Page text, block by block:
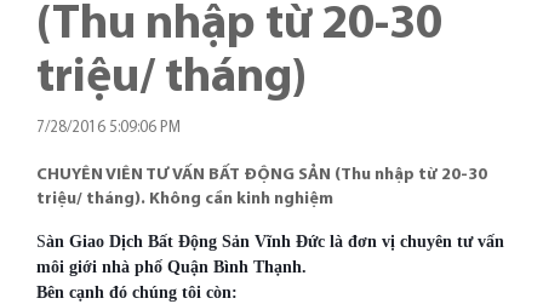
(Thu nhập từ 20-30
triệu/ tháng)
7/28/2016 5:09:06 PM
CHUYÊN VIÊN TƯ VẤN BẤT ĐỘNG SẢN (Thu nhập từ 20-30
triệu/ tháng). Không cần kinh nghiệm
Sàn Giao Dịch Bất Động Sản Vĩnh Đức là đơn vị chuyên tư vấn
môi giới nhà phố Quận Bình Thạnh.
Bên cạnh đó chúng tôi còn: